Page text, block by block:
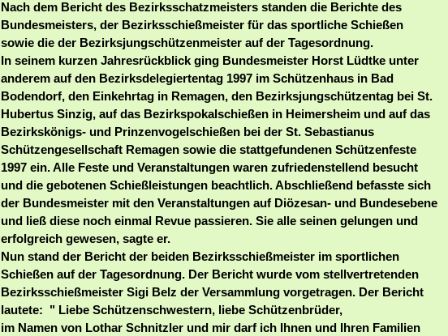
Nach dem Bericht des Bezirksschatzmeisters standen die Berichte des
Bundesmeisters, der Bezirksschießmeister für das sportliche Schießen
sowie die der Bezirksjungschützenmeister auf der Tagesordnung.
In seinem kurzen Jahresrückblick ging Bundesmeister Horst Lüdtke unter
anderem auf den Bezirksdelegiertentag 1997 im Schützenhaus in Bad
Bodendorf, den Einkehrtag in Remagen, den Bezirksjungschützentag bei St.
Hubertus Sinzig, auf das Bezirkspokalschießen in Heimersheim und auf das
Bezirkskönigs- und Prinzenvogelschießen bei der St. Sebastianus
Schützengesellschaft Remagen sowie die stattgefundenen Schützenfeste
1997 ein. Alle Feste und Veranstaltungen waren zufriedenstellend besucht
und die gebotenen Schießleistungen beachtlich. Abschließend befasste sich
der Bundesmeister mit den Veranstaltungen auf Diözesan- und Bundesebene
und ließ diese noch einmal Revue passieren. Sie alle seinen gelungen und
erfolgreich gewesen, sagte er.
Nun stand der Bericht der beiden Bezirksschießmeister im sportlichen
Schießen auf der Tagesordnung. Der Bericht wurde vom stellvertretenden
Bezirksschießmeister Sigi Belz der Versammlung vorgetragen. Der Bericht
lautete: " Liebe Schützenschwestern, liebe Schützenbrüder,
im Namen von Lothar Schnitzler und mir darf ich Ihnen und Ihren Familien